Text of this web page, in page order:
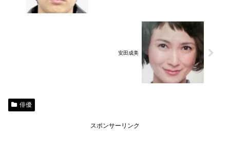
安田成美
俳優
スポンサーリンク